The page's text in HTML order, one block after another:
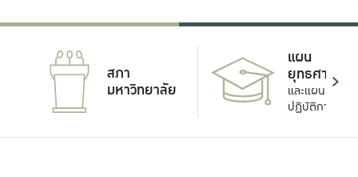
สภา
มหาวิทยาลัย
แผน
ยุทธศาสตร์
และแผน
ปฏิบัติการ